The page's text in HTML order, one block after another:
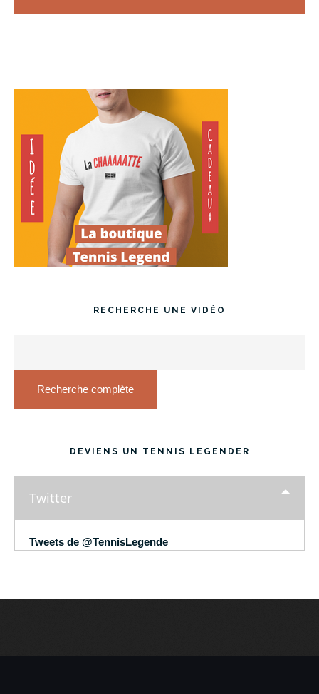
RECHERCHE UNE VIDÉO
Recherche complète
DEVIENS UN TENNIS LEGENDER
Twitter
Tweets de @TennisLegende